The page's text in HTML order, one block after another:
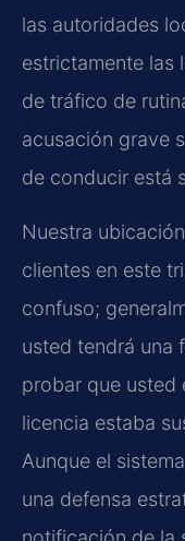
las autoridades
estrictamente las
de tráfico de
acusación grave
de conducir está
Nuestra
clientes en este
confuso;
usted tendrá una
probar que usted
licencia estaba
Aunque el
una defensa